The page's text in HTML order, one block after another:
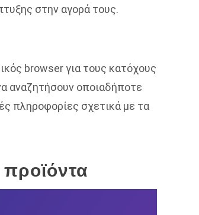
στην αγορά τους.
browser για τους κατόχους
αναζητήσουν οποιαδήποτε
πληροφορίες σχετικά με τα